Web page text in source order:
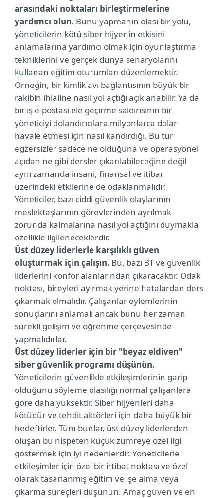
arasındaki noktaları birleştirmelerine
yardımcı olun. Bunu yapmanın olası bir yolu,
yöneticilerin kötü siber hijyenin etkisini
anlamalarına yardımcı olmak için oyunlaştırma
tekniklerini ve gerçek dünya senaryolarını
kullanan eğitim oturumları düzenlemektir.
Örneğin, bir kimlik avı bağlantısının büyük bir
rakibin ihlaline nasıl yol açtığı açıklanabilir. Ya da
bir iş e-postası ele geçirme saldırısının bir
yöneticiyi dolandırıcılara milyonlarca dolar
havale etmesi için nasıl kandırdığı. Bu tür
egzersizler sadece ne olduğuna ve operasyonel
açıdan ne gibi dersler çıkarılabileceğine değil
aynı zamanda insani, finansal ve itibar
üzerindeki etkilerine de odaklanmalıdır.
Yöneticiler, bazı ciddi güvenlik olaylarının
meslektaşlarının görevlerinden ayrılmak
zorunda kalmalarına nasıl yol açtığını duymakla
özellikle ilgileneceklerdir.
Üst düzey liderlerle karşılıklı güven
oluşturmak için çalışın. Bu, bazı BT ve güvenlik
liderlerini konfor alanlarından çıkaracaktır. Odak
noktası, bireyleri ayırmak yerine hatalardan ders
çıkarmak olmalıdır. Çalışanlar eylemlerinin
sonuçlarını anlamalı ancak bunu her zaman
sürekli gelişim ve öğrenme çerçevesinde
yapmalıdırlar.
Üst düzey liderler için bir "beyaz eldiven"
siber güvenlik programı düşünün.
Yöneticilerin güvenlikle etkileşimlerinin garip
olduğunu söyleme olasılığı normal çalışanlara
göre daha yüksektir. Siber hijyenleri daha
kötüdür ve tehdit aktörleri için daha büyük bir
hedeftirler. Tüm bunlar, üst düzey liderlerden
oluşan bu nispeten küçük zümreye özel ilgi
göstermek için iyi nedenlerdir. Yöneticilerle
etkileşimler için özel bir irtibat noktası ve özel
olarak tasarlanmış eğitim ve işe alma veya
çıkarma süreçleri düşünün. Amaç güven ve en